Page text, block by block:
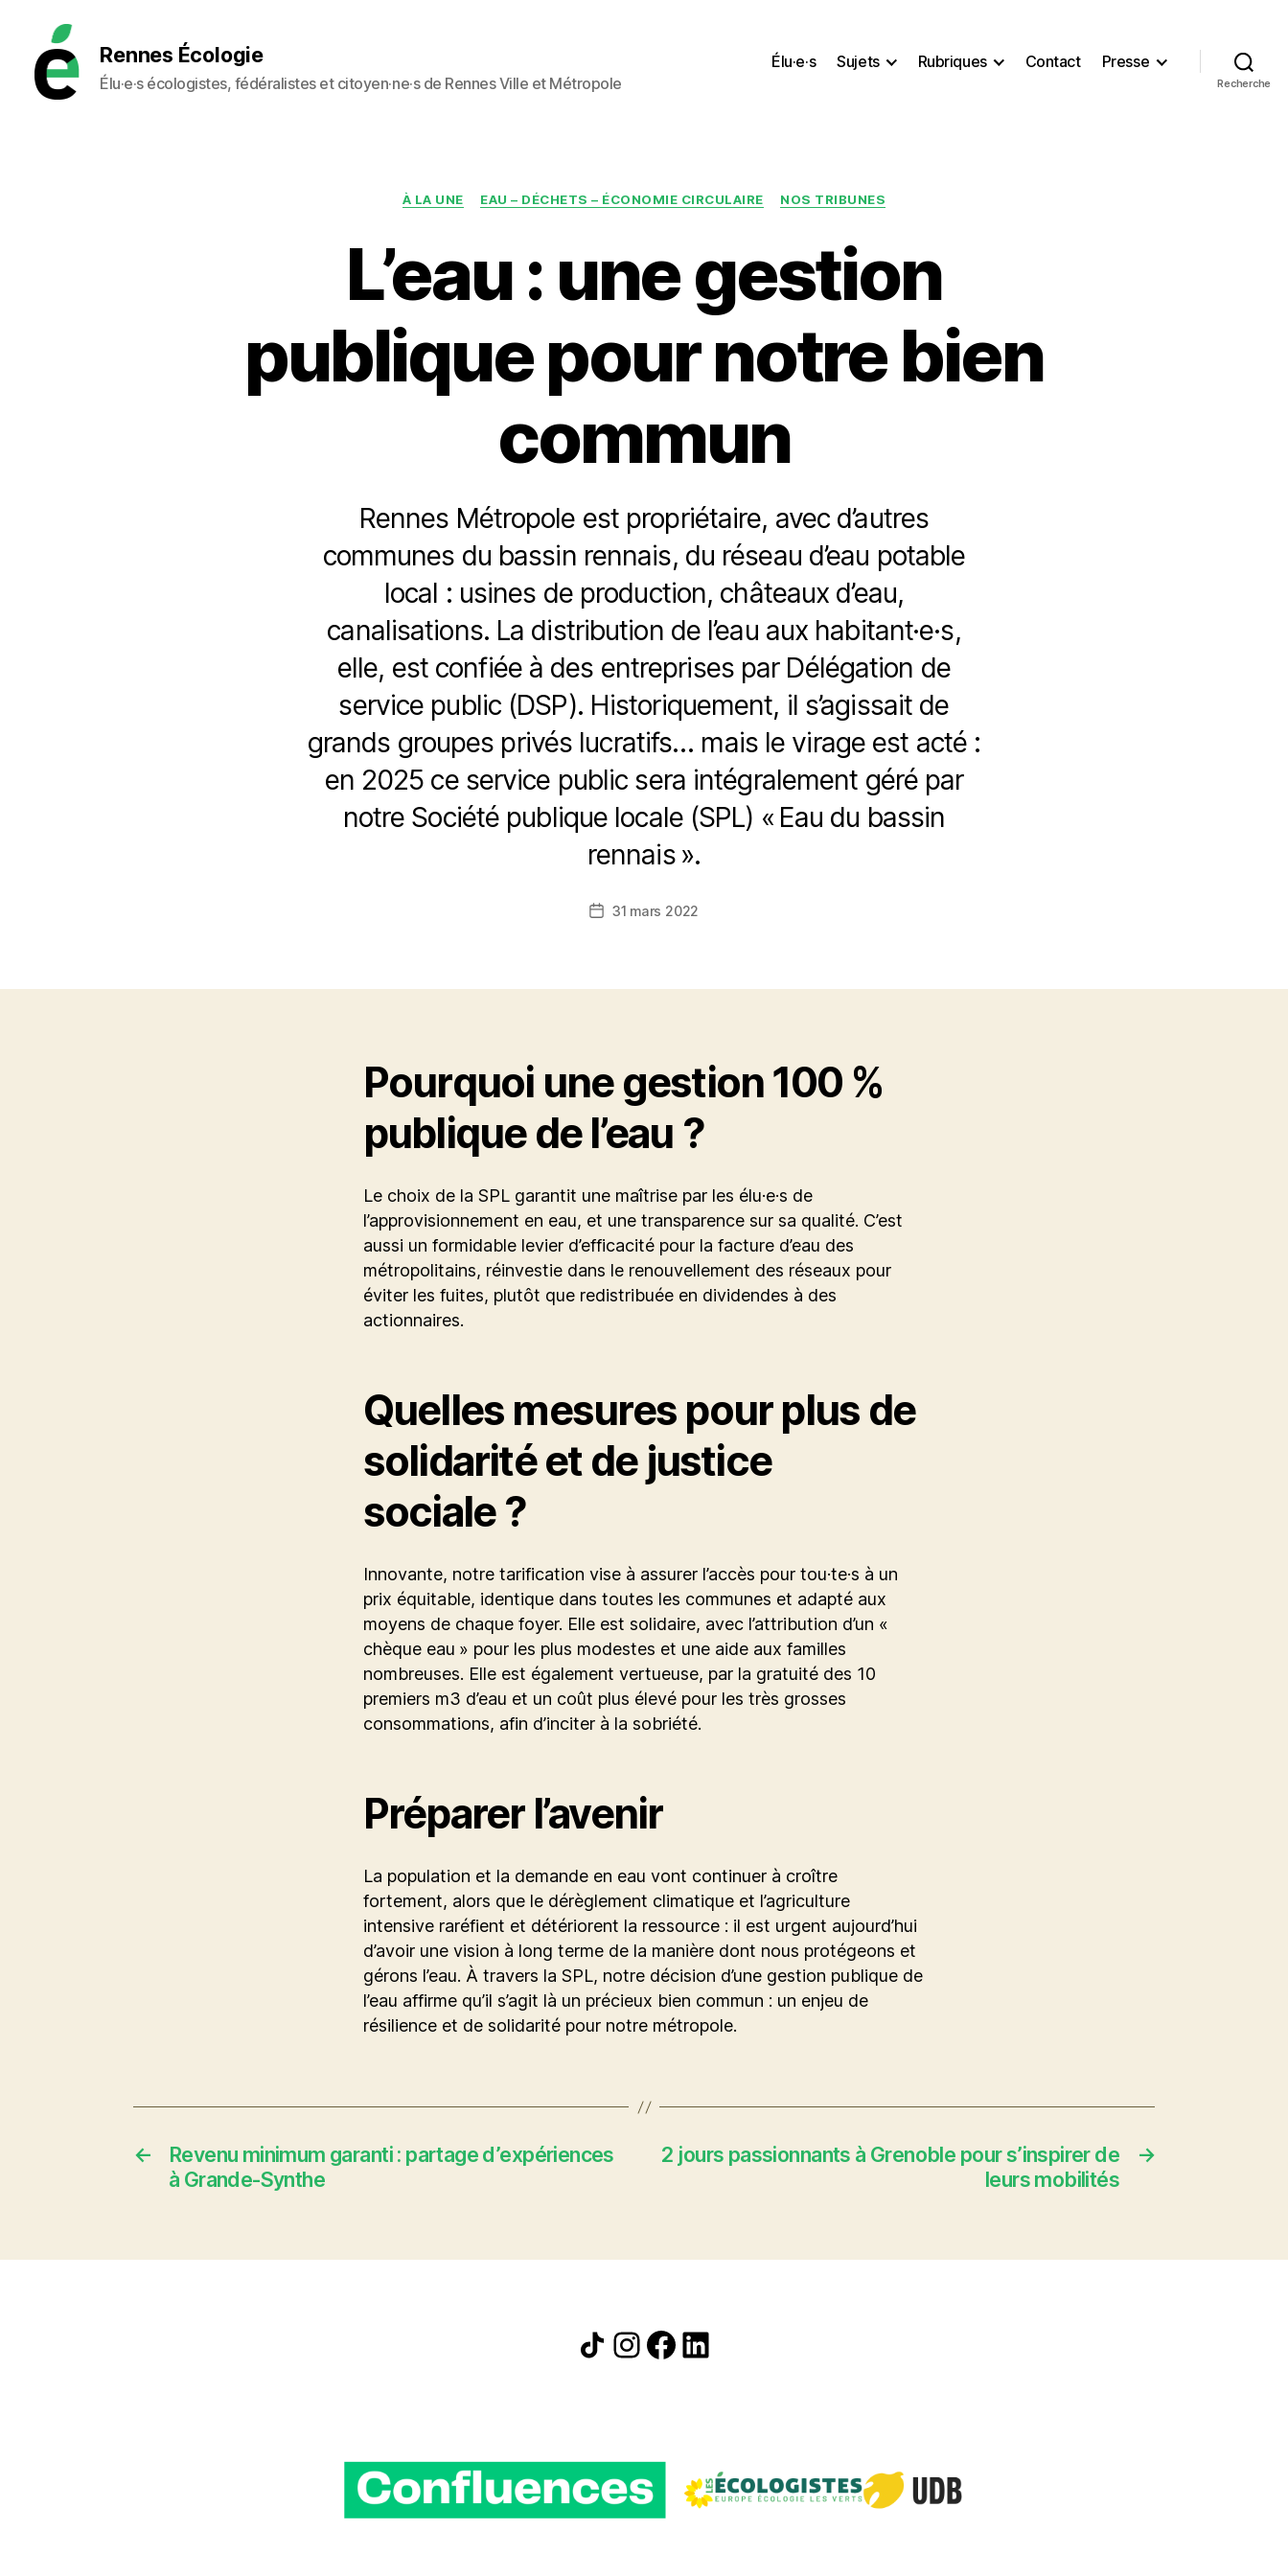
Rennes Écologie
Élu·e·s écologistes, fédéralistes et citoyen·ne·s de Rennes Ville et Métropole
Élu·e·s Sujets Rubriques Contact Presse
Recherche
Catégories
À LA UNE EAU – DÉCHETS – ÉCONOMIE CIRCULAIRE NOS TRIBUNES
L’eau : une gestion
publique pour notre bien
commun
Rennes Métropole est propriétaire, avec d’autres
communes du bassin rennais, du réseau d’eau potable
local : usines de production, châteaux d’eau,
canalisations. La distribution de l’eau aux habitant·e·s,
elle, est confiée à des entreprises par Délégation de
service public (DSP). Historiquement, il s’agissait de
grands groupes privés lucratifs… mais le virage est acté :
en 2025 ce service public sera intégralement géré par
notre Société publique locale (SPL) « Eau du bassin
rennais ».
Date31 mars 2022
Pourquoi une gestion 100 %
publique de l’eau ?
Le choix de la SPL garantit une maîtrise par les élu·e·s de
l’approvisionnement en eau, et une transparence sur sa qualité. C’est
aussi un formidable levier d’efficacité pour la facture d’eau des
métropolitains, réinvestie dans le renouvellement des réseaux pour
éviter les fuites, plutôt que redistribuée en dividendes à des
actionnaires.
Quelles mesures pour plus de
solidarité et de justice
sociale ?
Innovante, notre tarification vise à assurer l’accès pour tou·te·s à un
prix équitable, identique dans toutes les communes et adapté aux
moyens de chaque foyer. Elle est solidaire, avec l’attribution d’un «
chèque eau » pour les plus modestes et une aide aux familles
nombreuses. Elle est également vertueuse, par la gratuité des 10
premiers m3 d’eau et un coût plus élevé pour les très grosses
consommations, afin d’inciter à la sobriété.
Préparer l’avenir
La population et la demande en eau vont continuer à croître
fortement, alors que le dérèglement climatique et l’agriculture
intensive raréfient et détériorent la ressource : il est urgent aujourd’hui
d’avoir une vision à long terme de la manière dont nous protégeons et
gérons l’eau. À travers la SPL, notre décision d’une gestion publique de
l’eau affirme qu’il s’agit là un précieux bien commun : un enjeu de
résilience et de solidarité pour notre métropole.
←
Revenu minimum garanti : partage d’expériences
à Grande-Synthe
→
2 jours passionnants à Grenoble pour s’inspirer de
leurs mobilités
Icône de partage
Instagram
Facebook
LinkedIn